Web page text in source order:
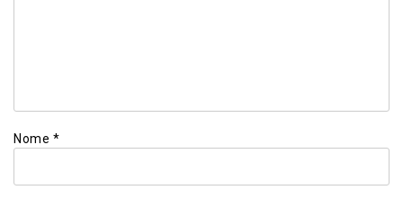
Nome *